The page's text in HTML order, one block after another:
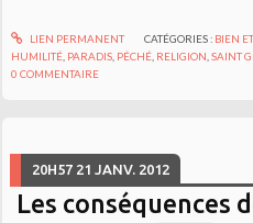
LIEN PERMANENT CATÉGORIES : BIEN
HUMILITÉ PARADIS PÉCHÉ RELIGION ,SAINT
0 COMMENTAIRE
20H57 21 JANV. 2012
Les conséquences